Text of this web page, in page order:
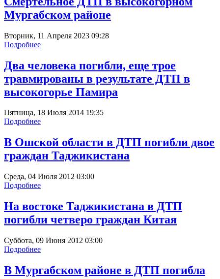
Мургабском районе
Вторник, 11 Апреля 2023 09:28
Подробнее
Два человека погибли, еще трое
травмированы в результате ДТП в
высокогорье Памира
Пятница, 18 Июля 2014 19:35
Подробнее
В Ошской области в ДТП погибли двое
граждан Таджикистана
Среда, 04 Июля 2012 03:00
Подробнее
На востоке Таджикистана в ДТП
погибли четверо граждан Китая
Суббота, 09 Июня 2012 03:00
Подробнее
В Мургабском районе в ДТП погибла